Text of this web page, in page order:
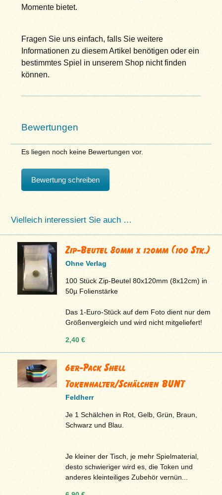
Momente bietet.
Fragen Sie uns einfach, falls Sie weitere
Informationen zu diesem Artikel benötigen oder ein
bestimmtes Spiel in unserem Shop nicht finden
können.
Bewertungen
Es liegen noch keine Bewertungen vor.
Bewertung schreiben
Vielleich interessiert Sie auch …
Zip-Beutel 80mm x 120mm (100 Stk.)
Ohne Verlag
100 Stück Zip-Beutel 80x120mm (8x12cm) in
50µ Folienstärke
Das 1-Euro-Stück auf dem Foto dient nur dem
Größenvergleich und wird nicht mitgeliefert!
2,40 €
6er-Pack Shell
Tokenhalter/Schälchen BUNT
Feldherr
Je 1 Schälchen in Rot, Gelb, Grün, Braun,
Schwarz und Blau.
Je kleiner der Tisch, je mehr Spielmaterial,
desto schwieriger wird es, die Token und
anderes kleinteiliges Zubehör vernün...